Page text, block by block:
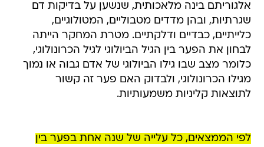
אלגוריתם בינה מלאכותית, שנשען על בדיקות דם
שגרתיות, ובהן מדדים מטבוליים, המטולוגיים,
כלייתיים, כבדיים ודלקתיים. מטרת המחקר הייתה
לבחון את הפער בין הגיל הביולוגי לגיל הכרונולוגי,
כלומר מצב שבו גילו הביולוגי של אדם גבוה או נמוך
מגילו הכרונולוגי, ולבדוק האם פער זה קשור
לתוצאות קליניות משמעותיות.
לפי הממצאים, כל עלייה של שנה אחת בפער בין